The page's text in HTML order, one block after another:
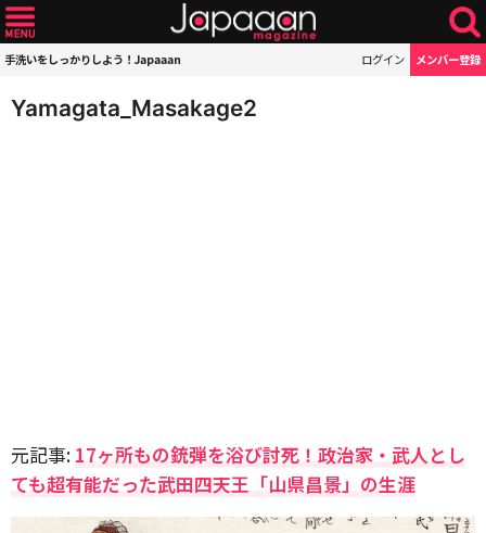
手洗いをしっかりしよう！Japaaan ログイン メンバー登録
Yamagata_Masakage2
元記事: 17ヶ所もの銃弾を浴び討死！政治家・武人とし
ても超有能だった武田四天王「山県昌景」の生涯